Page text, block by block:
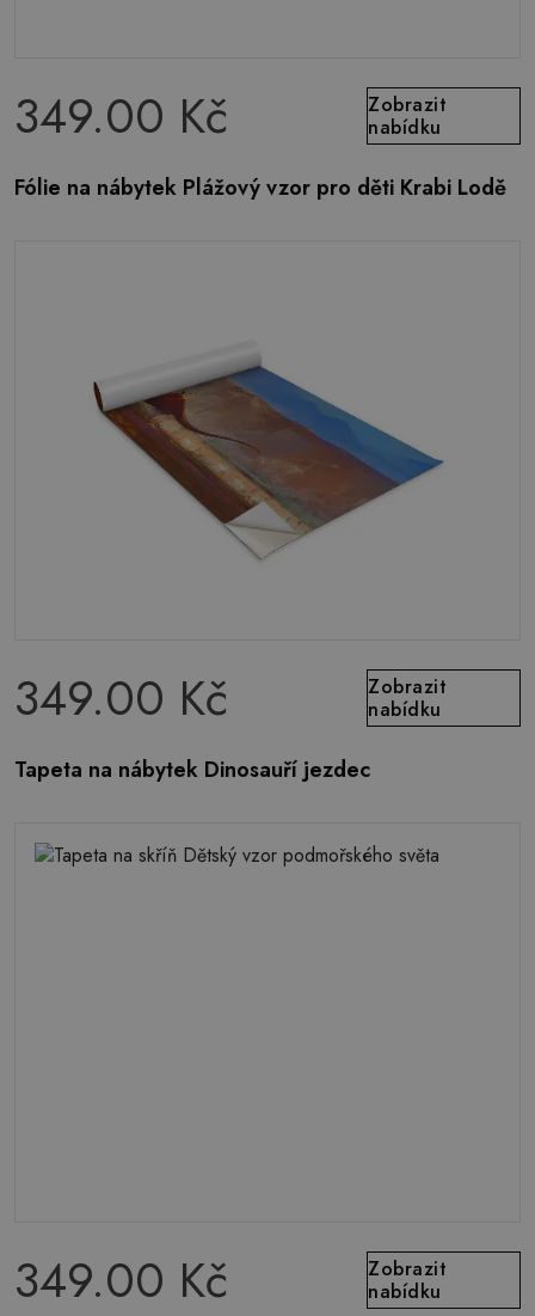
349.00 Kč
Zobrazit
nabídku
Fólie na nábytek Plážový vzor pro děti Krabi Lodě
349.00 Kč
Zobrazit
nabídku
Tapeta na nábytek Dinosauří jezdec
349.00 Kč
Zobrazit
nabídku